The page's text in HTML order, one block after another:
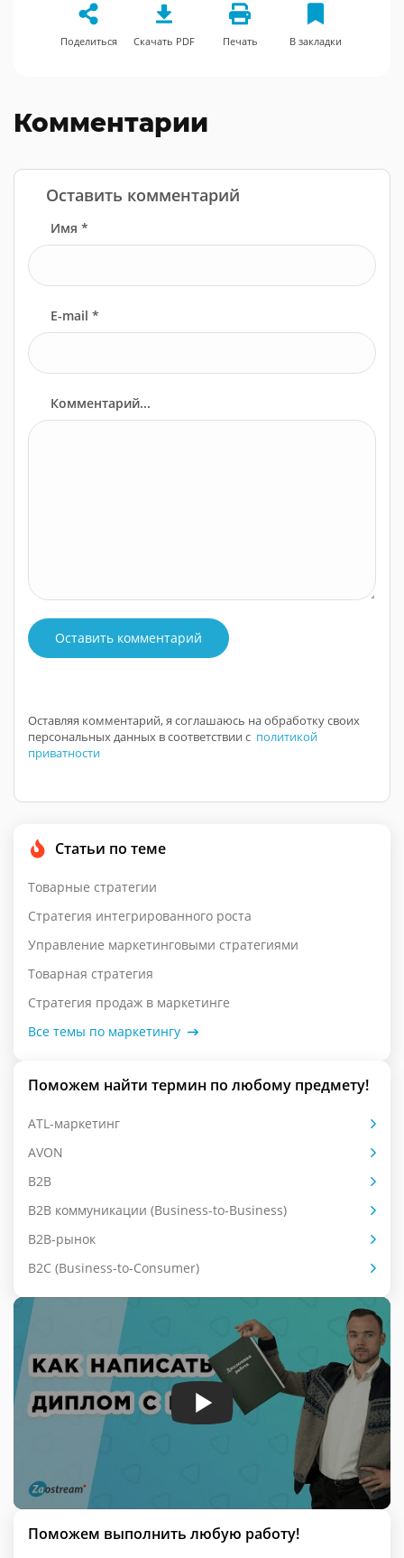
Поделиться Скачать PDF Печать В закладки
Комментарии
Оставить комментарий
Имя *
E-mail *
Комментарий...
Оставить комментарий
Оставляя комментарий, я соглашаюсь на обработку своих
персональных данных в соответствии с политикой
приватности
Статьи по теме
Товарные стратегии
Стратегия интегрированного роста
Управление маркетинговыми стратегиями
Товарная стратегия
Стратегия продаж в маркетинге
Все темы по маркетингу
Поможем найти термин по любому предмету!
ATL-маркетинг
AVON
B2B
B2B коммуникации (Business-to-Business)
B2B-рынок
B2C (Business-to-Consumer)
Поможем выполнить любую работу!